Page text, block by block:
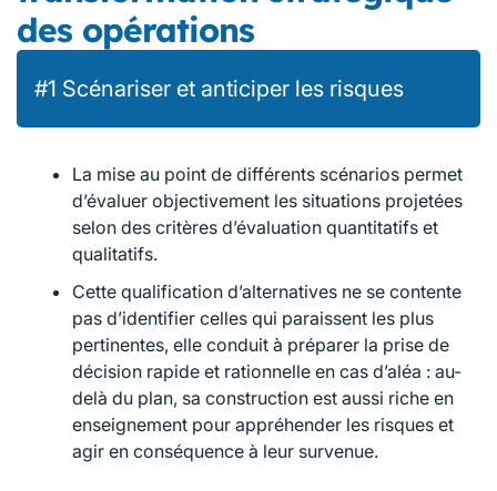
des opérations
#1 Scénariser et anticiper les risques​
La mise au point de différents scénarios permet
d’évaluer objectivement les situations projetées
selon des critères d’évaluation quantitatifs et
qualitatifs.​
Cette qualification d’alternatives ne se contente
pas d’identifier celles qui paraissent les plus
pertinentes, elle conduit à préparer la prise de
décision rapide et rationnelle en cas d’aléa : au-
delà du plan, sa construction est aussi riche en
enseignement pour appréhender les risques et
agir en conséquence à leur survenue.